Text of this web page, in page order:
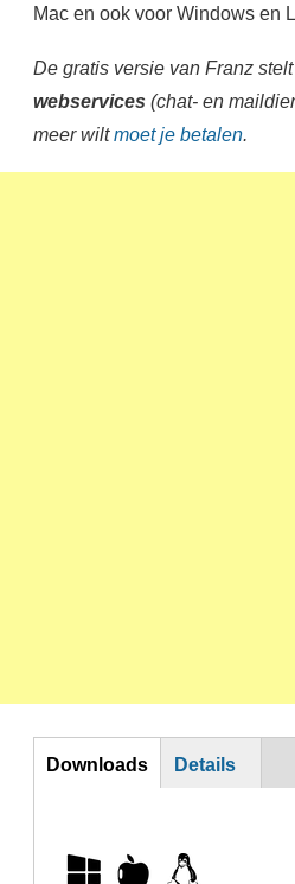
Mac en ook voor Windows en
De gratis versie van Franz
webservices (chat- en
meer wiltmoet je betalen.
Download
Downloads Details